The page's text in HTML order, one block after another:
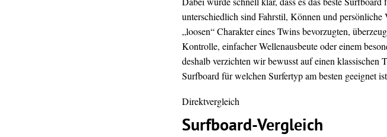
unterschiedlich sind Fahrstil, Können und persönliche
„loosen“ Charakter eines Twins bevorzugten,
Kontrolle, einfacher Wellenausbeute oder einem
deshalb verzichten wir bewusst auf einen klassischen
Surfboard für welchen Surfertyp am besten geeignet
Direktvergleich
Surfboard-Vergleich